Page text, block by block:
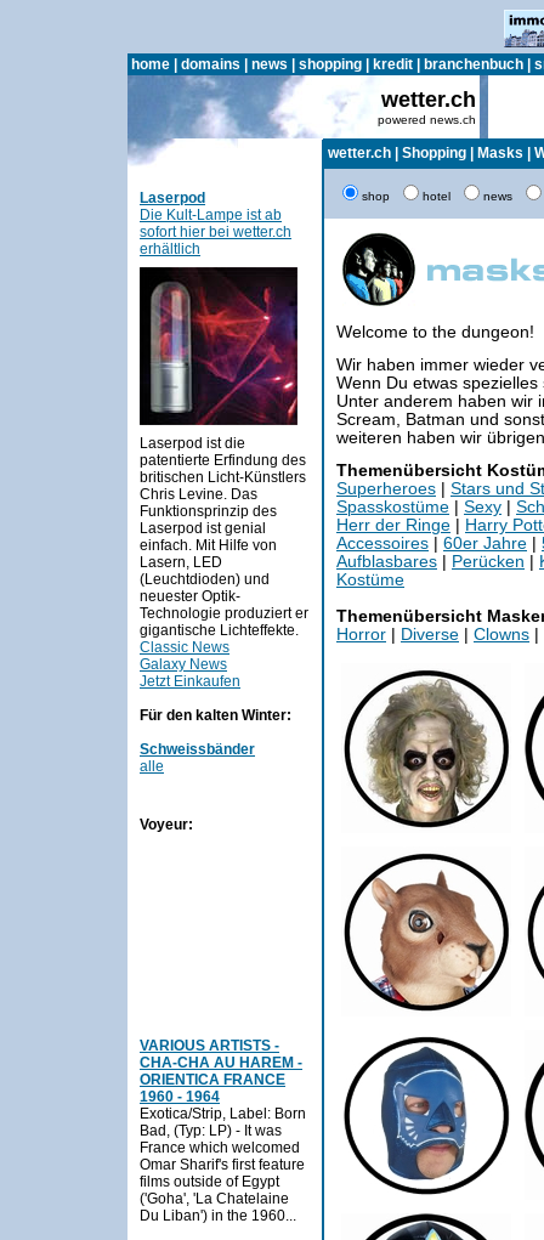
home domains news shopping kredit branchenbuch
wetter.ch
powered news.ch
Laserpod
Die Kult-Lampe ist ab
sofort hier bei wetter.ch
erhältlich
Laserpod ist die
patentierte Erfindung des
britischen Licht-Künstlers
Chris Levine. Das
Funktionsprinzip des
Laserpod ist genial
einfach. Mit Hilfe von
Lasern, LED
(Leuchtdioden) und
neuester Optik-
Technologie produziert er
gigantische Lichteffekte.
Classic News
Galaxy News
Jetzt Einkaufen
Für den kalten Winter:
Schweissbänder
alle
Voyeur:
VARIOUS ARTISTS -
CHA-CHA AU HAREM -
ORIENTICA FRANCE
1960 - 1964
Exotica/Strip, Label: Born
Bad, (Typ: LP) - It was
France which welcomed
Omar Sharif's first feature
films outside of Egypt
('Goha', 'La Chatelaine
Du Liban') in the 1960...
wetter.ch Shopping Masks
shop hotel news
Welcome to the dungeon!
Wir haben immer wieder
Wenn Du etwas
Unter anderem haben wir
Scream, Batman und
weiteren haben wir
Themenübersicht
Superheroes
Stars und
Spasskostüme
Sexy
Herr der Ringe
Harry
Accessoires
60er Jahre
Aufblasbares
Perücken
Kostüme
Themenübersicht
Horror
Diverse Clowns